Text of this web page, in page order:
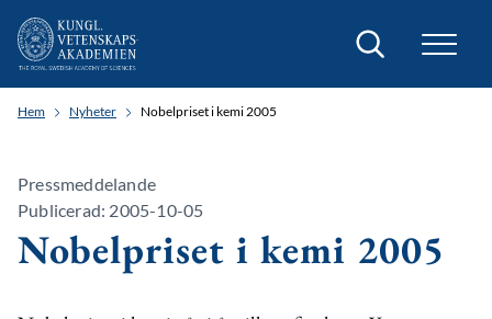
Sök
Hem Nyheter Nobelpriset i kemi 2005
Pressmeddelande
Publicerad: 2005-10-05
Nobelpriset i kemi 2005